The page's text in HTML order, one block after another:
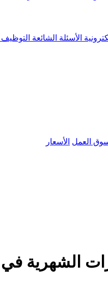
الأسئلة الشائعة التوظيف
العمل الأسعار
الشهرية